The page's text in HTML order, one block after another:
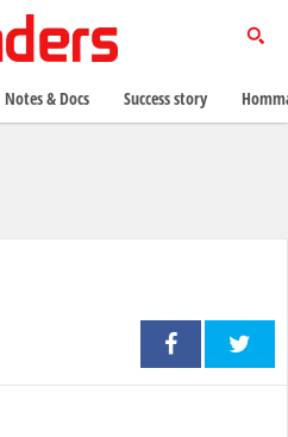
Notes & Docs Success story